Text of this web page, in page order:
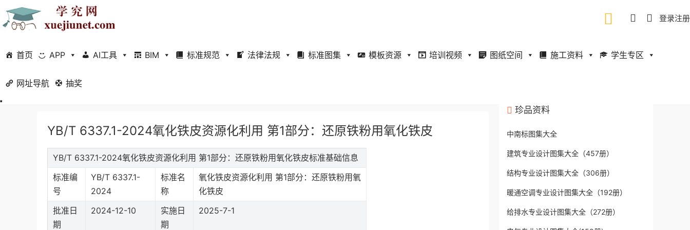
登录注册
首页 APP AI工具 BIM 标准规范 法律法规 标准图集 模板资源 培训视频 图纸空间 施工资料 学生专区
网址导航 抽奖
当前位置：首页
YB/T 6337.1-2024氧化铁皮资源化利用 第1部分：还原铁粉用氧化铁皮
YB/T 6337.1-2024氧化铁皮资源化利用 第1部分：还原铁粉用氧化铁皮标准基础信息
标准编
号
YB/T 6337.1-
2024
标准名
称
氧化铁皮资源化利用 第1部分：还原铁粉用氧
化铁皮
批准日
期
2024-12-10
实施日
期
2025-7-1
珍品资料
中南标图集大全
建筑专业设计图集大全（457册）
结构专业设计图集大全（306册）
暖通空调专业设计图集大全（192册）
给排水专业设计图集大全（272册）